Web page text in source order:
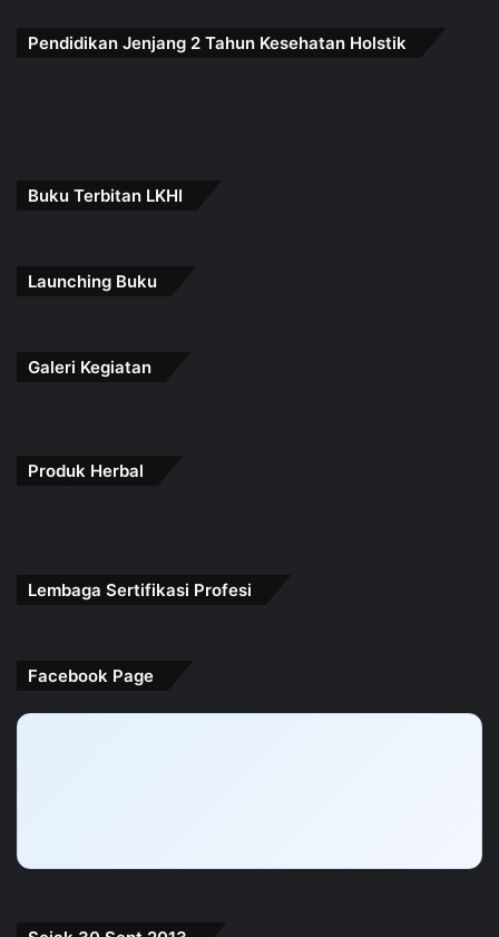
Pendidikan Jenjang 2 Tahun Kesehatan Holstik
Buku Terbitan LKHI
Launching Buku
Galeri Kegiatan
Produk Herbal
Lembaga Sertifikasi Profesi
Facebook Page